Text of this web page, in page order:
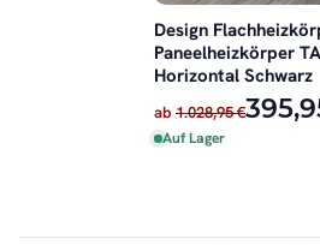
Design
Paneelheizkörper
Horizontal Schwarz
ab 1.028,95 €
Auf Lager